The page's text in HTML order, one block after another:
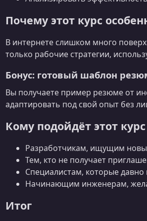
Почему этот курс
В интернете слишком много
только рабочие стратегии,
Бонус: готовый шаблон
Вы получаете пример резюме от
адаптировать под свой опыт без
Кому подойдёт этот курс
Разработчикам, ищущим
Тем, кто не получает
Специалистам, которые
Начинающим инженерам,
Итог